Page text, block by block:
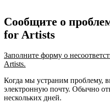
Сообщите о
for Artists
Заполните форму о
Artists.
Когда мы устраним проблему,
электронную почту. Обычно
нескольких дней.